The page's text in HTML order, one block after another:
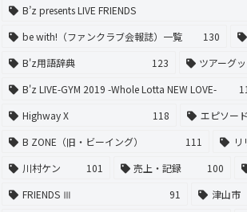
B’z presents LIVE FRIENDS
be with!（ファンクラブ会報誌）一覧
130
B'z用語辞典
123 ツアーグ
B'z LIVE-GYM 2019 -Whole Lotta NEW LOVE-
Highway X
118 エピソード
B ZONE（旧・ビーイング）
111 リ
川村ケン
101 売上・記録 100
FRIENDS Ⅲ
91 津山市